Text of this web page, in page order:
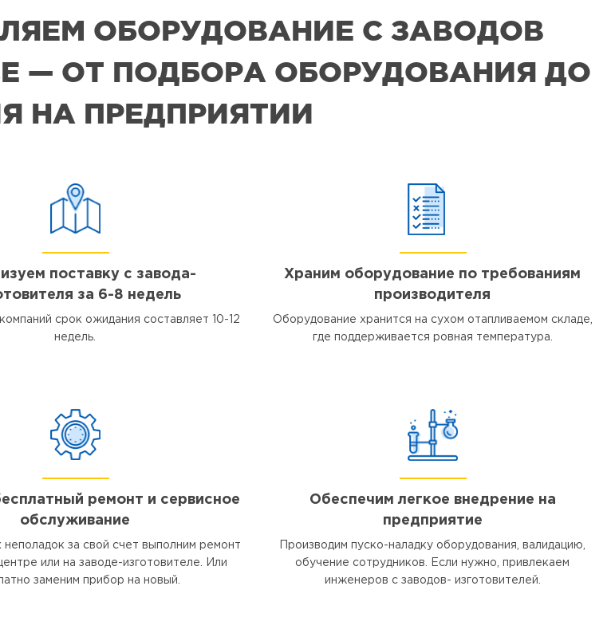
ОБОРУДОВАНИЕ С ЗАВОДОВ
— ОТ ПОДБОРА ОБОРУДОВАНИЯ ДО
НА ПРЕДПРИЯТИИ
поставку с завода-
за 6-8 недель
срок ожидания составляет 10-12
недель.
Храним оборудование по требованиям
производителя
Оборудование хранится на сухом отапливаемом складе,
где поддерживается ровная температура.
ремонт и сервисное
обслуживание
за свой счет выполним ремонт
или на заводе-изготовителе. Или
заменим прибор на новый.
Обеспечим легкое внедрение на
предприятие
Производим пуско-наладку оборудования, валидацию,
обучение сотрудников. Если нужно, привлекаем
инженеров с заводов- изготовителей.